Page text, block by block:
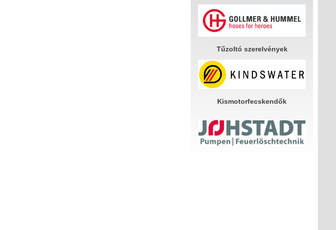
Tűzoltó szerelvények
Kismotorfecskendők